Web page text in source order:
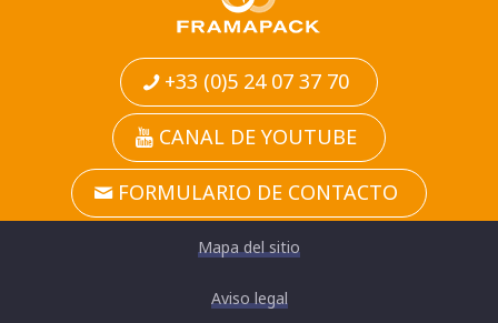
+33 (0)5 24 07 37 70
CANAL DE YOUTUBE
FORMULARIO DE CONTACTO
Mapa del sitio
Aviso legal